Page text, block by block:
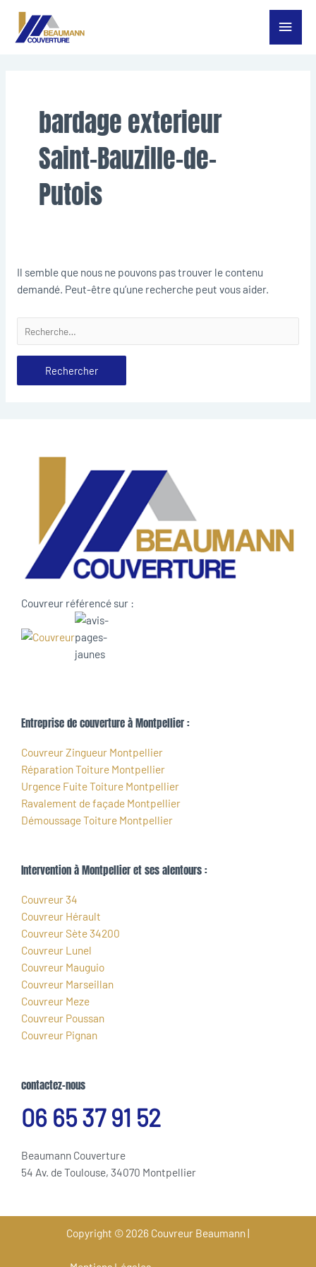
Aller
Menu
bardage exterieur
Saint-Bauzille-de-
Putois
Il semble que nous ne pouvons pas trouver le contenu
demandé. Peut-être qu’une recherche peut vous aider.
Couvreur référencé sur :
Entreprise de couverture à Montpellier :
Couvreur Zingueur Montpellier
Réparation Toiture Montpellier
Urgence Fuite Toiture Montpellier
Ravalement de façade Montpellier
Démoussage Toiture Montpellier
Intervention à Montpellier et ses alentours :
Couvreur 34
Couvreur Hérault
Couvreur Sète 34200
Couvreur Lunel
Couvreur Mauguio
Couvreur Marseillan
Couvreur Meze
Couvreur Poussan
Couvreur Pignan
contactez-nous
06 65 37 91 52
Beaumann Couverture
54 Av. de Toulouse, 34070 Montpellier
Copyright © 2026 Couvreur Beaumann |